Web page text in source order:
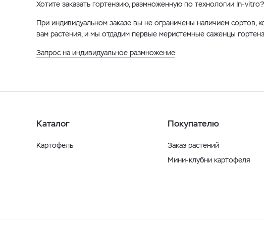
Хотите заказать гортензию, размноженную по технологии In-vitro?
При индивидуальном заказе вы не ограничены наличием
вам растения, и мы отдадим первые меристемные саженцы
Запрос на индивидуальное размножение
Каталог
Картофель
Покупателю
Заказ растений
Мини-клубни картофеля